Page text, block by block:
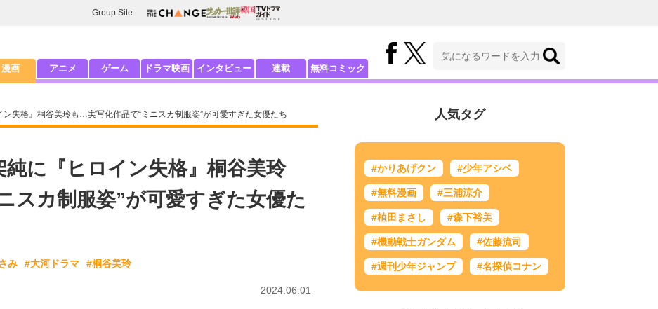
Group Site
漫画 アニメ ゲーム ドラマ映画 インタビュー 連載 無料コミック
ン失格』桐谷美玲も…実写化作品で“ミニスカ制服姿”が可愛すぎた女優たち
純に『ヒロイン失格』桐谷美玲
スカ制服姿”が可愛すぎた女優た
み #大河ドラマ #桐谷美玲
2024.06.01
人気タグ
#かりあげクン #少年アシベ
#無料漫画 #三浦涼介
#植田まさし #森下裕美
#機動戦士ガンダム #佐藤流司
#週刊少年ジャンプ #名探偵コナン